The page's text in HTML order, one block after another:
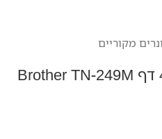
מקוריים